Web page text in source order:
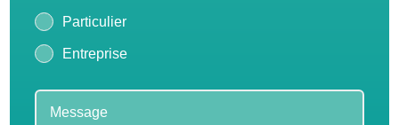
Particulier
Entreprise